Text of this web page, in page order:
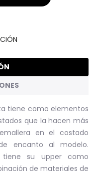
tiene como elementos
que la hacen más
en el costado
encanto al modelo.
tiene su upper como
de materiales de